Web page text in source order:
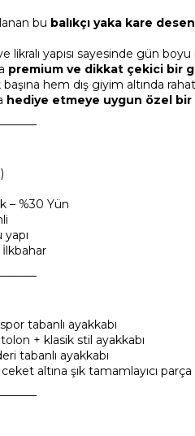
bu balıkçı yaka kare
likralı yapısı sayesinde gün
premium ve dikkat çekici bir
hem dış giyim altında
hediye etmeye uygun özel
– %30 Yün
İlkbahar
tabanlı ayakkabı
+ klasik stil ayakkabı
tabanlı ayakkabı
altına şık tamamlayıcı parça